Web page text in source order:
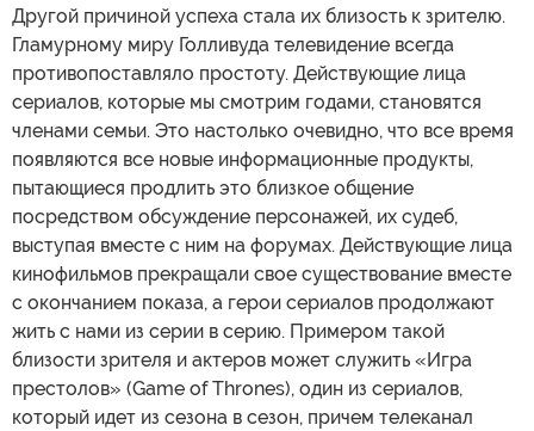
Другой причиной успеха стала их близость к зрителю.
Гламурному миру Голливуда телевидение всегда
противопоставляло простоту. Действующие лица
сериалов, которые мы смотрим годами, становятся
членами семьи. Это настолько очевидно, что все время
появляются все новые информационные продукты,
пытающиеся продлить это близкое общение
посредством обсуждение персонажей, их судеб,
выступая вместе с ним на форумах. Действующие лица
кинофильмов прекращали свое существование вместе
с окончанием показа, а герои сериалов продолжают
жить с нами из серии в серию. Примером такой
близости зрителя и актеров может служить «Игра
престолов» (Game of Thrones), один из сериалов,
который идет из сезона в сезон, причем телеканал